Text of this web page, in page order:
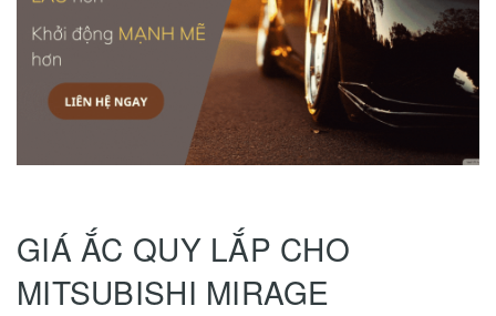
GIÁ ẮC QUY LẮP CHO
MITSUBISHI MIRAGE